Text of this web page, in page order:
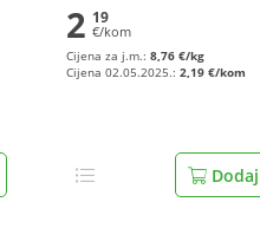
2 19
€/kom
Cijena za j.m.: 8,76 €/kg
Cijena 02.05.2025.: 2,19 €/kom
Dodaj